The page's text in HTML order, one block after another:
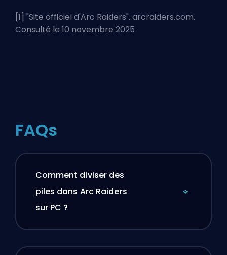
[1] "Site officiel d'Arc Raiders". arcraiders.com.
Consulté le 10 novembre 2025
FAQs
Comment diviser des
piles dans Arc Raiders
sur PC ?